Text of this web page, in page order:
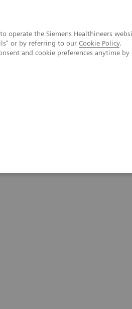
operate the Siemens Healthineers
or by referring to our Cookie Policy.
and cookie preferences anytime
Kemnath